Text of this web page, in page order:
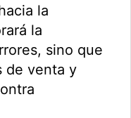
la
la
sino que
de venta y